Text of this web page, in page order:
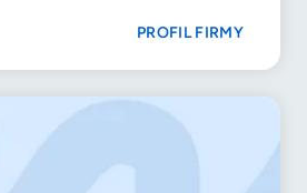
PROFIL FIRMY